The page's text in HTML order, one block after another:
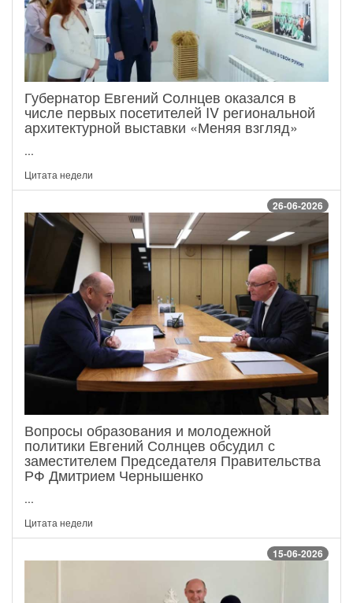
Губернатор Евгений Солнцев оказался в
числе первых посетителей IV региональной
архитектурной выставки «Меняя взгляд»
...
Цитата недели
26-06-2026
Вопросы образования и молодежной
политики Евгений Солнцев обсудил с
заместителем Председателя Правительства
РФ Дмитрием Чернышенко
...
Цитата недели
15-06-2026